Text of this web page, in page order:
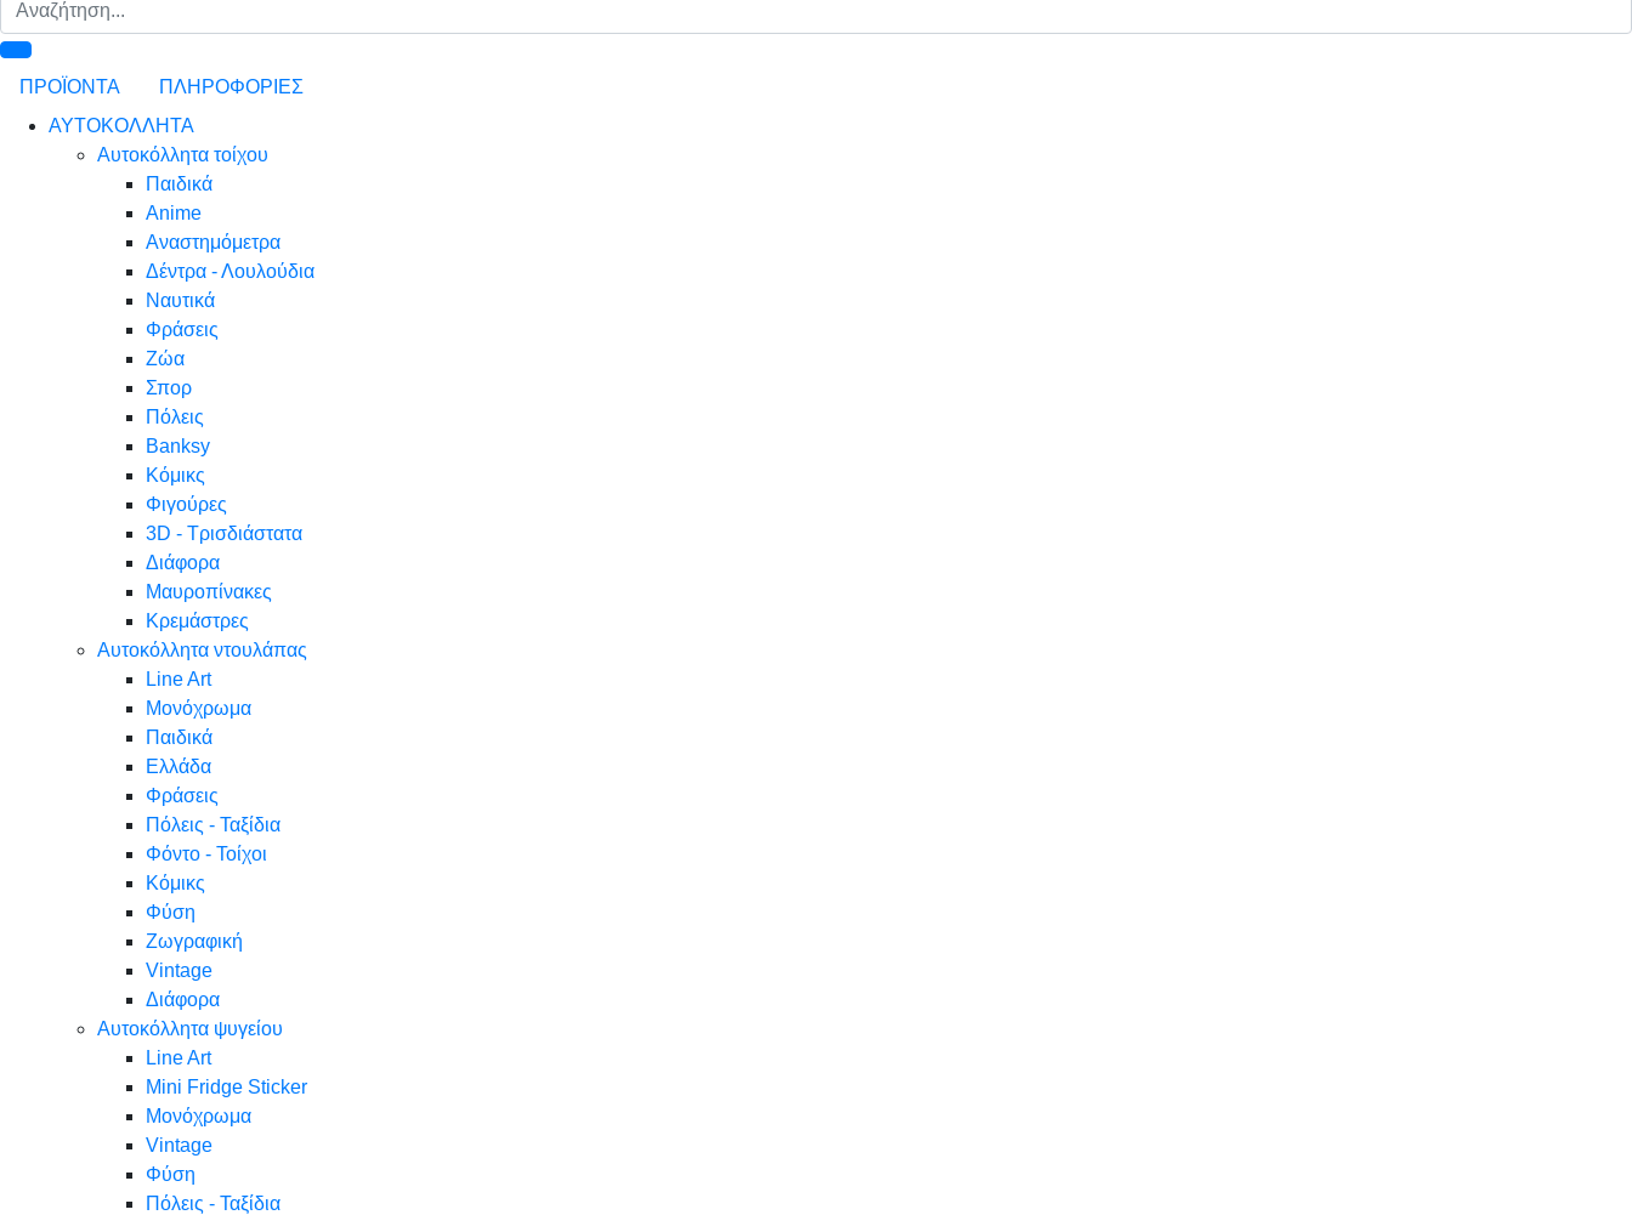
ΠΡΟΪΟΝΤΑ
ΠΛΗΡΟΦΟΡΙΕΣ
ΑΥΤΟΚΟΛΛΗΤΑ
Αυτοκόλλητα τοίχου
Παιδικά
Anime
Αναστημόμετρα
Δέντρα - Λουλούδια
Ναυτικά
Φράσεις
Ζώα
Σπορ
Πόλεις
Banksy
Κόμικς
Φιγούρες
3D - Τρισδιάστατα
Διάφορα
Μαυροπίνακες
Κρεμάστρες
Αυτοκόλλητα ντουλάπας
Line Art
Μονόχρωμα
Παιδικά
Ελλάδα
Φράσεις
Πόλεις - Ταξίδια
Φόντο - Τοίχοι
Κόμικς
Φύση
Ζωγραφική
Vintage
Διάφορα
Αυτοκόλλητα ψυγείου
Line Art
Mini Fridge Sticker
Μονόχρωμα
Vintage
Φύση
Πόλεις - Ταξίδια